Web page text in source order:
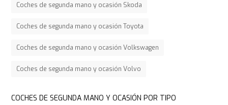
Coches de segunda mano y ocasión Skoda
Coches de segunda mano y ocasión Toyota
Coches de segunda mano y ocasión Volkswagen
Coches de segunda mano y ocasión Volvo
COCHES DE SEGUNDA MANO Y OCASIÓN POR TIPO